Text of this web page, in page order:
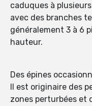
caduques à
avec des branches
généralement 3 à 6
hauteur.
Des épines
Il est originaire des
zones perturbées et